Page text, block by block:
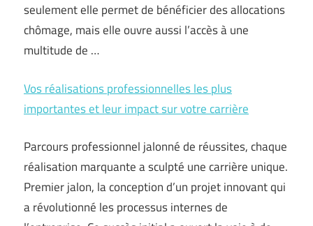
seulement elle permet de bénéficier des allocations
chômage, mais elle ouvre aussi l’accès à une
multitude de …
Vos réalisations professionnelles les plus
importantes et leur impact sur votre carrière
Parcours professionnel jalonné de réussites, chaque
réalisation marquante a sculpté une carrière unique.
Premier jalon, la conception d’un projet innovant qui
a révolutionné les processus internes de